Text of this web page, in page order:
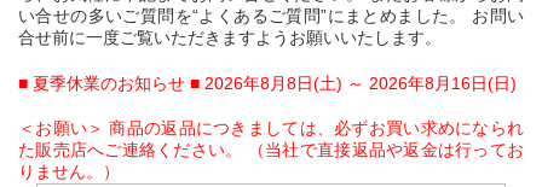
い合せの多いご質問を“よくあるご質問”にまとめました。 お問い
合せ前に一度ご覧いただきますようお願いいたします。
■ 夏季休業のお知らせ ■ 2026年8月8日(土) ～ 2026年8月16日(日)
＜お願い＞ 商品の返品につきましては、必ずお買い求めになられ
た販売店へご連絡ください。 （当社で直接返品や返金は行ってお
りません。）